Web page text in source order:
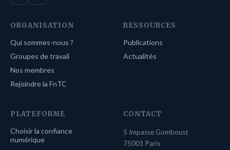
ORGANISATION
Qui sommes-nous ?
Groupes de travail
Nos membres
Rejoindre la FnTC
RESSOURCES
Publications
Actualités
PLATEFORME
Choisir la confiance
numérique
CONTACT
5 Impasse Gomboust
75001 Paris